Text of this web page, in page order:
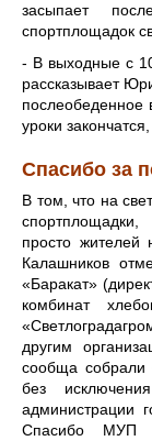
засыпает
спортплощадок
- В выходные с
рассказывает
послеобеденное
уроки
Спасибо за
В том, что на
просто жителей
Калашников
«Баракат»
комбинат
другим
сообща собрали
без
администрации
Спасибо МУП